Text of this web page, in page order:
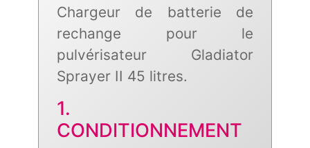
Chargeur de batterie de
rechange pour le
pulvérisateur Gladiator
Sprayer II 45 litres.
1.
CONDITIONNEMENT